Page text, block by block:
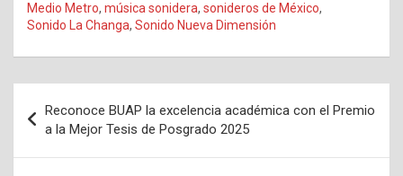
Medio Metro, música sonidera, sonideros de México,
Sonido La Changa, Sonido Nueva Dimensión
de
entradas
Reconoce BUAP la excelencia académica con el Premio
a la Mejor Tesis de Posgrado 2025